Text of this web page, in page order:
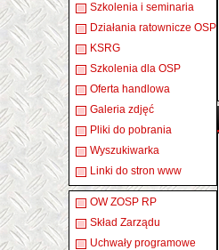
Szkolenia i seminaria
Działania ratownicze OSP
KSRG
Szkolenia dla OSP
Oferta handlowa
Galeria zdjęć
Pliki do pobrania
Wyszukiwarka
Linki do stron www
OW ZOSP RP
Skład Zarządu
Uchwały programowe